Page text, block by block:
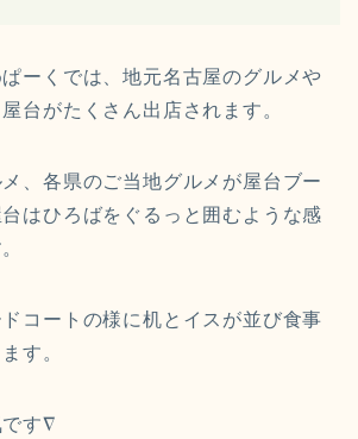
ーくでは、地元名古屋のグルメや
台がたくさん出店されます。
、各県のご当地グルメが屋台ブー
はひろばをぐるっと囲むような感
コートの様に机とイスが並び食事
す。
す∇